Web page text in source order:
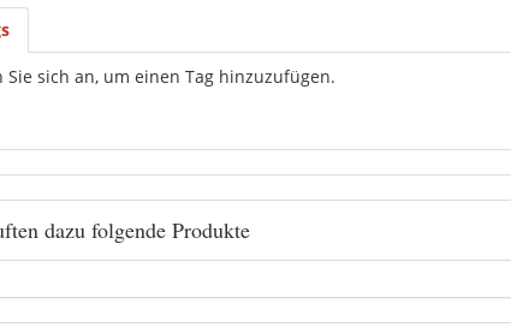
Sie sich an, um einen Tag hinzuzufügen.
dazu folgende Produkte